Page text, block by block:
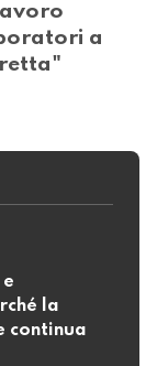
a
la
continua